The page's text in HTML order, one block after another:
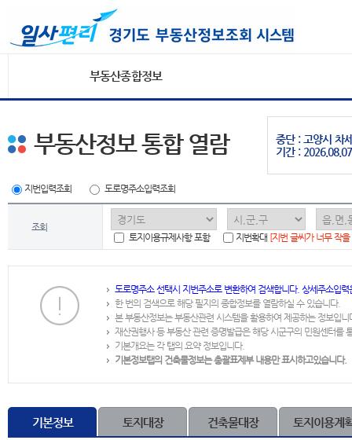
부동산종합정보
중단 : 고양시 차
기간 :
부동산정보 통합 열람
지번입력조회 도로명주소입력조회
조회
토지이용규제사항 포함
지번확대 [지번 글씨가 너무 작
도로명주소 선택시 지번주소로 변환하여 검색합니다. 상세주소입
한 번의 검색으로 해당 필지의 종합정보를 열람하실 수 있습니다.
본 부동산정보는 부동산관련 시스템을 활용하여 제공하는 정보입니
재산권행사 등 부동산 관련 증명발급은 해당 시군구의 민원센터를
기본개요는 각 탭의 요약 정보입니다.
기본정보탭의 건축물정보는 총괄표제부 내용만 표시하고있습니다.
기본정보 토지대장 건축물대장 토지이용계